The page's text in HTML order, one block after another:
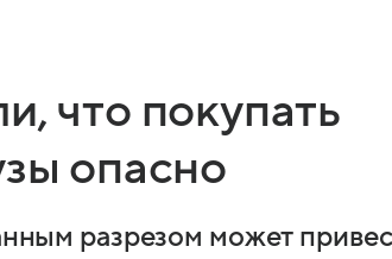
что покупать
опасно
разрезом может